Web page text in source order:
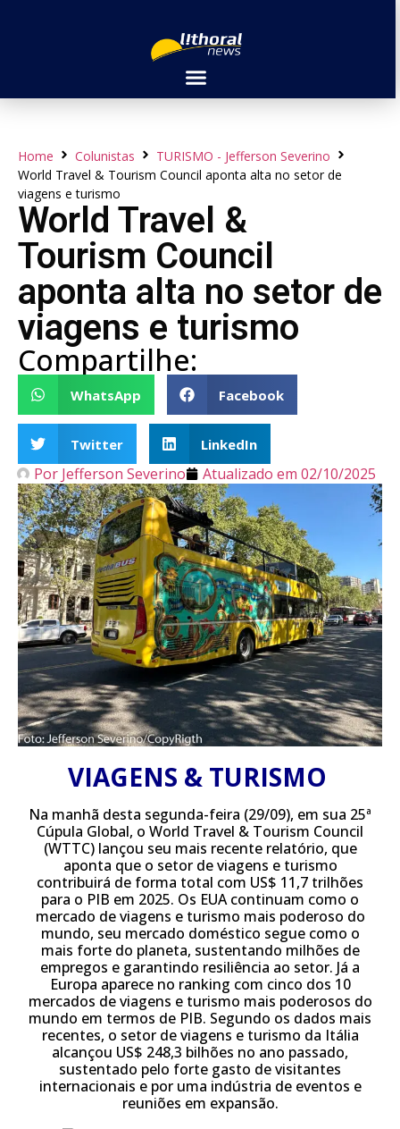
Home Colunistas
TURISMO - Jefferson Severino
World Travel & Tourism Council aponta alta no setor de
viagens e turismo
World Travel &
Tourism Council
aponta alta no setor de
viagens e turismo
Compartilhe:
WhatsApp Facebook
Twitter LinkedIn
Por Jefferson Severino Atualizado em 02/10/2025
VIAGENS & TURISMO
Na manhã desta segunda-feira (29/09), em sua 25ª
Cúpula Global, o World Travel & Tourism Council
(WTTC) lançou seu mais recente relatório, que
aponta que o setor de viagens e turismo
contribuirá de forma total com US$ 11,7 trilhões
para o PIB em 2025. Os EUA continuam como o
mercado de viagens e turismo mais poderoso do
mundo, seu mercado doméstico segue como o
mais forte do planeta, sustentando milhões de
empregos e garantindo resiliência ao setor. Já a
Europa aparece no ranking com cinco dos 10
mercados de viagens e turismo mais poderosos do
mundo em termos de PIB. Segundo os dados mais
recentes, o setor de viagens e turismo da Itália
alcançou US$ 248,3 bilhões no ano passado,
sustentado pelo forte gasto de visitantes
internacionais e por uma indústria de eventos e
reuniões em expansão.